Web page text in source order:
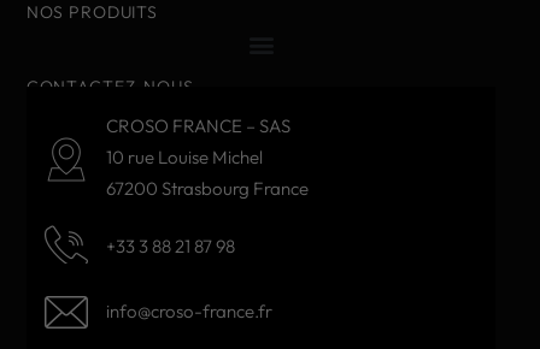
NOS PRODUITS
CONTACTEZ-NOUS
CROSO FRANCE – SAS
10 rue Louise Michel
67200 Strasbourg France
+33 3 88 21 87 98
info@croso-france.fr